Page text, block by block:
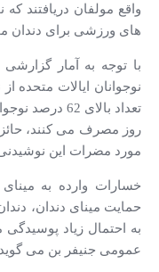
واقع مولفان دریافتند
های ورزشی برای دندان
نوجوانان ایالات متحده
تعداد بالای
روز مصرف می کنند، حائز
مورد مضرات این
خسارات وارده به
حمایت مینای دندان،
به احتمال زیاد
عمومی جنیفر بن می